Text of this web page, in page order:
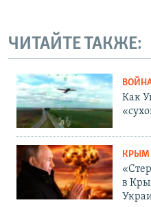
ЧИТАЙТЕ ТАКЖЕ:
Как
КРЫМ
в